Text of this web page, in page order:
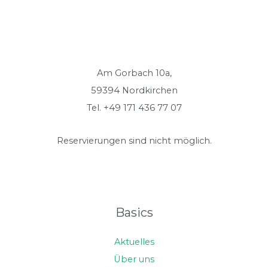
Am Gorbach 10a,
59394 Nordkirchen
Tel. +49 171 436 77 07
Reservierungen sind nicht möglich.
Basics
Aktuelles
Über uns